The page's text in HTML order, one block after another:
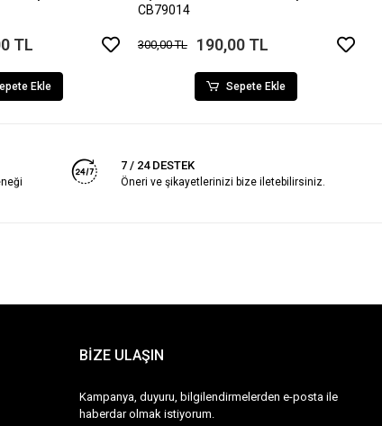
TL
Ekle
CB79014
300,00 TL 190,00 TL
Sepete Ekle
7 / 24 DESTEK
Öneri ve şikayetlerinizi bize iletebilirsiniz.
BİZE ULAŞIN
Kampanya, duyuru, bilgilendirmelerden e-posta ile
haberdar olmak istiyorum.